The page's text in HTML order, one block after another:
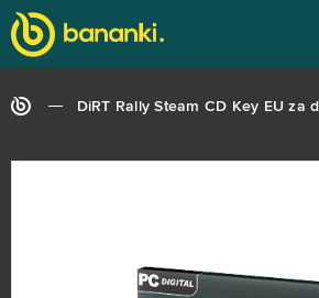
DiRT Rally Steam CD Key EU za